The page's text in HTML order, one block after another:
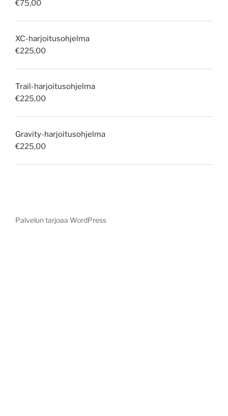
€75,00
XC-harjoitusohjelma
€225,00
Trail-harjoitusohjelma
€225,00
Gravity-harjoitusohjelma
€225,00
Palvelun tarjoaa WordPress